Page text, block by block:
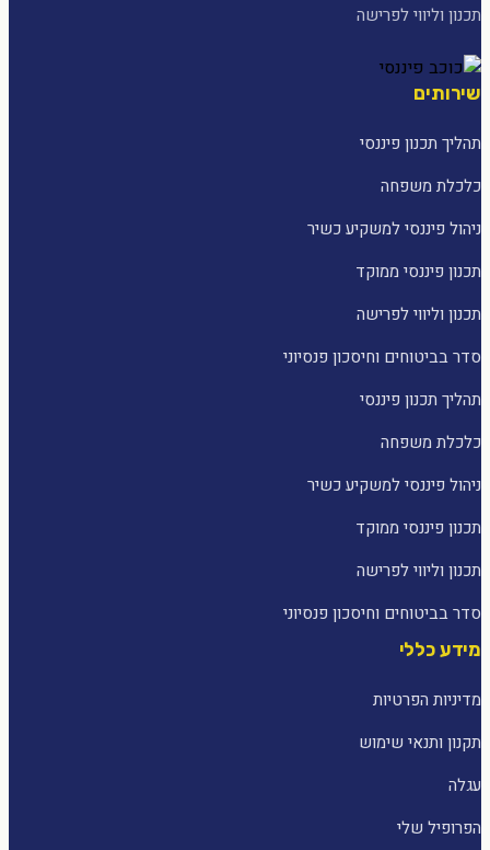
תכנון וליווי לפרישה
שירותים
תהליך תכנון פיננסי
כלכלת משפחה
ניהול פיננסי למשקיע כשיר
תכנון פיננסי ממוקד
תכנון וליווי לפרישה
סדר בביטוחים וחיסכון פנסיוני
תהליך תכנון פיננסי
כלכלת משפחה
ניהול פיננסי למשקיע כשיר
תכנון פיננסי ממוקד
תכנון וליווי לפרישה
סדר בביטוחים וחיסכון פנסיוני
מידע כללי
מדיניות הפרטיות
תקנון ותנאי שימוש
עגלה
הפרופיל שלי